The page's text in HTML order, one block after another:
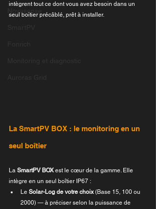
Novasense
intègrent tout ce dont vous avez besoin dans un
seul boîtier précâblé, prêt à installer.
La SmartPV BOX : le monitoring en un
seul boîtier
La SmartPV BOX est le cœur de la gamme. Elle
intègre en un seul boîtier IP67 :
Le Solar-Log de votre choix (Base 15, 100 ou
2000) — à préciser selon la puissance de